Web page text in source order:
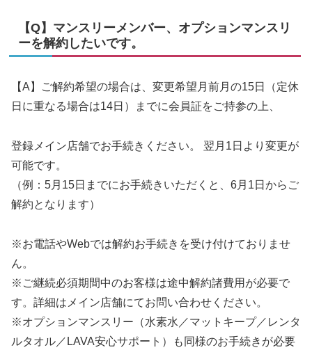
【Q】マンスリーメンバー、オプションマンスリ
ーを解約したいです。
【A】ご解約希望の場合は、変更希望月前月の15日（定休
日に重なる場合は14日）までに会員証をご持参の上、
登録メイン店舗でお手続きください。 翌月1日より変更が
可能です。
（例：5月15日までにお手続きいただくと、6月1日からご
解約となります）
※お電話やWebでは解約お手続きを受け付けておりませ
ん。
※ご継続必須期間中のお客様は途中解約諸費用が必要で
す。詳細はメイン店舗にてお問い合わせください。
※オプションマンスリー（水素水／マットキープ／レンタ
ルタオル／LAVA安心サポート）も同様のお手続きが必要